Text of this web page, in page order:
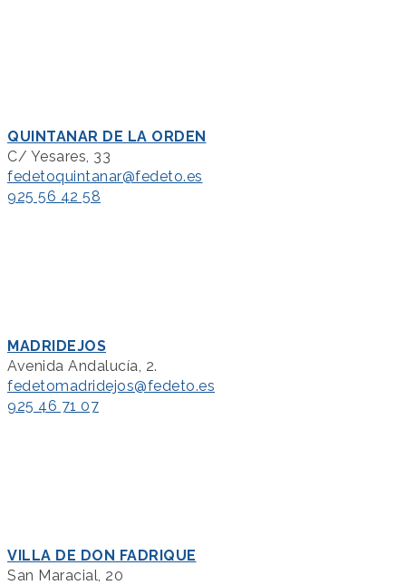
QUINTANAR DE LA ORDEN
C/ Yesares, 33
fedetoquintanar@fedeto.es
925 56 42 58
MADRIDEJOS
Avenida Andalucía, 2.
fedetomadridejos@fedeto.es
925 46 71 07
VILLA DE DON FADRIQUE
San Maracial, 20